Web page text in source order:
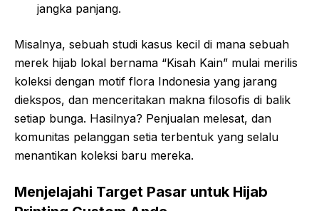
jangka panjang.
Misalnya, sebuah studi kasus kecil di mana sebuah
merek hijab lokal bernama “Kisah Kain” mulai merilis
koleksi dengan motif flora Indonesia yang jarang
diekspos, dan menceritakan makna filosofis di balik
setiap bunga. Hasilnya? Penjualan melesat, dan
komunitas pelanggan setia terbentuk yang selalu
menantikan koleksi baru mereka.
Menjelajahi Target Pasar untuk Hijab